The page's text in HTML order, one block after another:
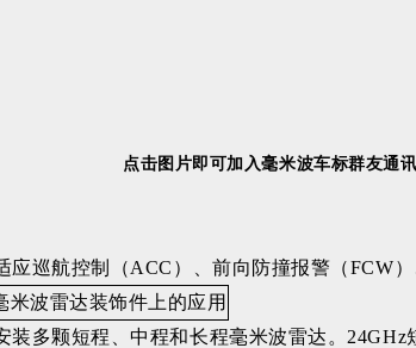
点击图片即可加入毫米波车标群友通
巡航控制（ACC）、前向防撞报警（FCW
多颗短程、中程和长程毫米波雷达。